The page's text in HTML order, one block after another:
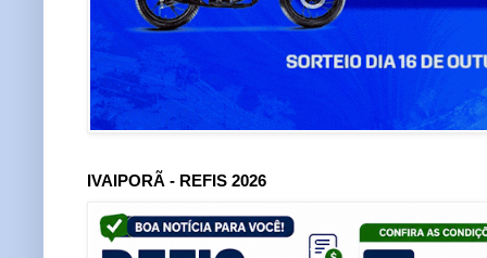
IVAIPORÃ - REFIS 2026